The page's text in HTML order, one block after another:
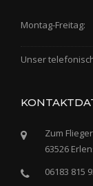
Montag-Freitag:
Unser
Zum
63526
06183 815